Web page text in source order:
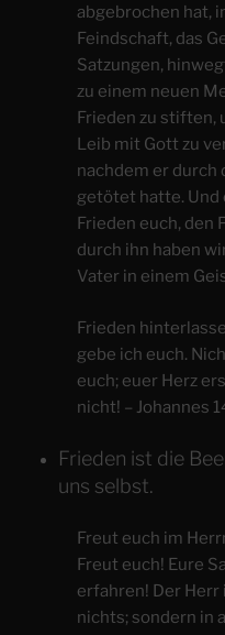
abgebrochen hat,
Feindschaft, das
Satzungen,
zu einem neuen
Frieden zu stiften,
Leib mit Gott zu
nachdem er durch
getötet hatte. Und
Frieden euch, den
durch ihn haben
Vater in einem
Frieden
gebe ich euch.
euch; euer Herz
nicht! – Johannes
Frieden ist die
uns selbst.
Freut euch im
Freut euch! Eure
erfahren! Der Herr
nichts; sondern in